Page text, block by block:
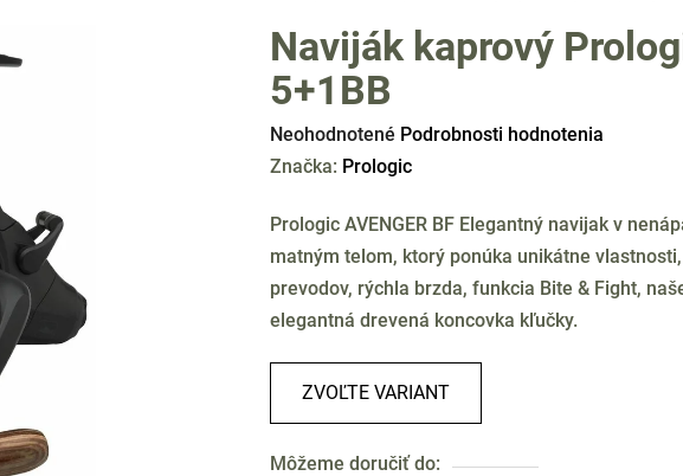
Naviják kaprový
5+1BB
Priemerné
hodnotenie
je
0,0
z
5
Neohodnotené Podrobnosti hodnotenia
Značka: Prologic
Prologic AVENGER BF Elegantný navijak v
matným telom, ktorý ponúka unikátne
prevodov, rýchla brzda, funkcia Bite & Fight,
elegantná drevená koncovka kľučky.
ZVOĽTE VARIANT
Môžeme doručiť do: